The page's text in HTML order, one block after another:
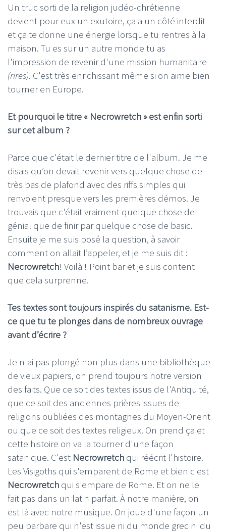
Un truc sorti de la religion judéo-chrétienne
devient pour eux un exutoire, ça a un côté interdit
et ça te donne une énergie lorsque tu rentres à la
maison. Tu es sur un autre monde tu as
l'impression de revenir d'une mission humanitaire
(rires). C'est très enrichissant même si on aime bien
tourner en Europe.
Et pourquoi le titre « Necrowretch » est enfin sorti
sur cet album ?
Parce que c'était le dernier titre de l'album. Je me
disais qu’on devait revenir vers quelque chose de
très bas de plafond avec des riffs simples qui
renvoient presque vers les premières démos. Je
trouvais que c'était vraiment quelque chose de
génial que de finir par quelque chose de basic.
Ensuite je me suis posé la question, à savoir
comment on allait l’appeler, et je me suis dit :
Necrowretch! Voilà ! Point bar et je suis content
que cela surprenne.
Tes textes sont toujours inspirés du satanisme. Est-
ce que tu te plonges dans de nombreux ouvrage
avant d’écrire ?
Je n'ai pas plongé non plus dans une bibliothèque
de vieux papiers, on prend toujours notre version
des faits. Que ce soit des textes issus de l'Antiquité,
que ce soit des anciennes prières issues de
religions oubliées des montagnes du Moyen-Orient
ou que ce soit des textes religieux. On prend ça et
cette histoire on va la tourner d'une façon
satanique. C'est Necrowretch qui réécrit l'histoire.
Les Visigoths qui s'emparent de Rome et bien c'est
Necrowretch qui s'empare de Rome. Et on ne le
fait pas dans un latin parfait. À notre manière, on
est là avec notre musique. On joue d'une façon un
peu barbare qui n'est issue ni du monde grec ni du